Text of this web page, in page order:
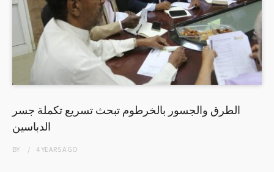
الطرق والجسور بالخرطوم تبحث تسريع تكملة جسر
الدباسين
BY 4 YEARSAGO